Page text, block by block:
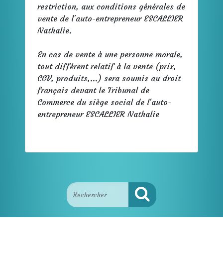
restriction, aux conditions générales de
vente de l'auto-entrepreneur ESCALLIER
Nathalie.
En cas de vente à une personne morale,
tout différent relatif à la vente (prix,
CGV, produits,...) sera soumis au droit
français devant le Tribunal de
Commerce du siège social de l'auto-
entrepreneur ESCALLIER Nathalie